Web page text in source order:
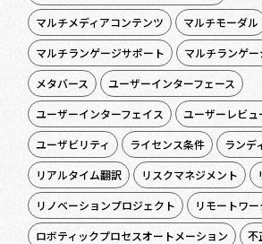
マルチメディアコンテンツ
マルチモーダル
マルチランゲージサポート
マルチランゲ
メタバース
ユーザーインターフェース
ユーザーインターフェイス
ユーザーレビュ
ユーザビリティ
ライセンス条件
ランデ
リアルタイム翻訳
リスクマネジメント
リノベーションプロジェクト
リモートワー
ロボティックプロセスオートメーション
不